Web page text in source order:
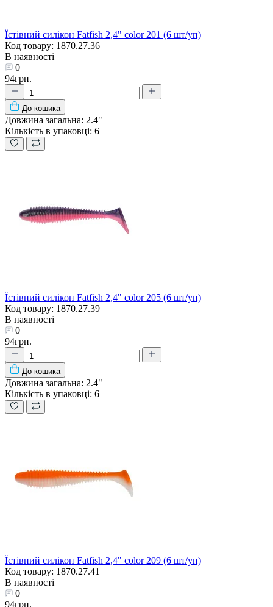
Їстівний силікон Fatfish 2,4" color 201 (6 шт/уп)
Код товару: 1870.27.36
В наявності
0
94грн.
До кошика
Довжина загальна: 2.4"
Кількість в упаковці: 6
Їстівний силікон Fatfish 2,4" color 205 (6 шт/уп)
Код товару: 1870.27.39
В наявності
0
94грн.
До кошика
Довжина загальна: 2.4"
Кількість в упаковці: 6
Їстівний силікон Fatfish 2,4" color 209 (6 шт/уп)
Код товару: 1870.27.41
В наявності
0
94грн.